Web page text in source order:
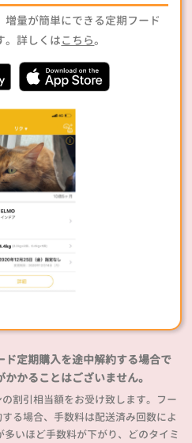
量が簡単にできる定期フード
。詳しくはこちら。
ド定期購入を途中解約する場合で
かることはございません。
割引相当額をお受け致します。フー
る場合、手数料は配送済み回数によ
いほど手数料が下がり、どのタイミ